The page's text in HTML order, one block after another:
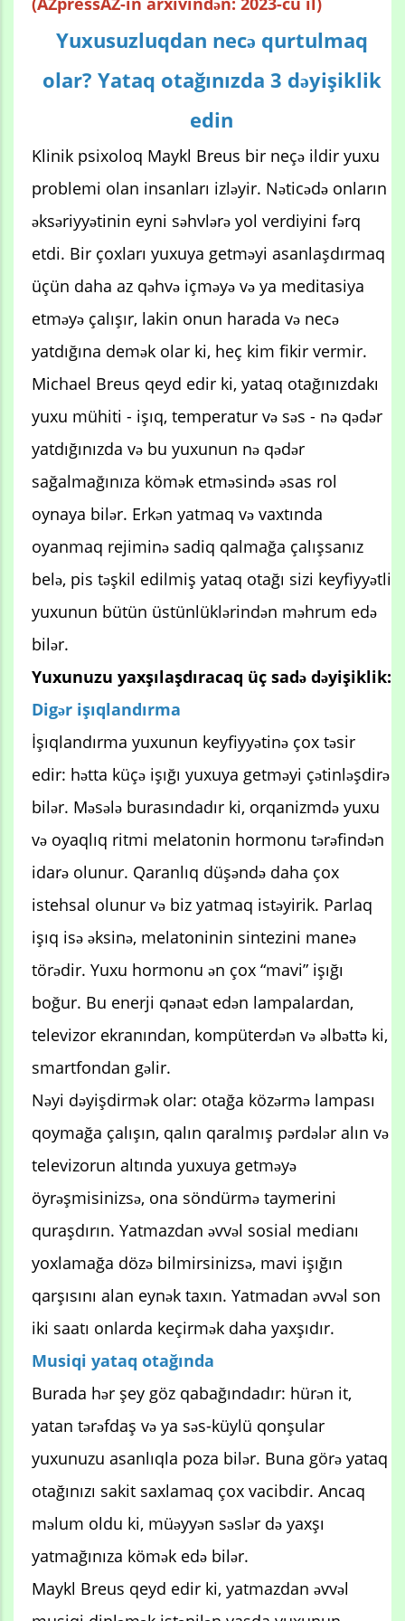
Yuxusuzluqdan necə qurtulmaq
olar? Yataq otağınızda 3 dəyişiklik
edin
Klinik psixoloq Maykl Breus bir neçə ildir yuxu
problemi olan insanları izləyir. Nəticədə onların
əksəriyyətinin eyni səhvlərə yol verdiyini fərq
etdi. Bir çoxları yuxuya getməyi asanlaşdırmaq
üçün daha az qəhvə içməyə və ya meditasiya
etməyə çalışır, lakin onun harada və necə
yatdığına demək olar ki, heç kim fikir vermir.
Michael Breus qeyd edir ki, yataq otağınızdakı
yuxu mühiti - işıq, temperatur və səs - nə qədər
yatdığınızda və bu yuxunun nə qədər
sağalmağınıza kömək etməsində əsas rol
oynaya bilər. Erkən yatmaq və vaxtında
oyanmaq rejiminə sadiq qalmağa çalışsanız
belə, pis təşkil edilmiş yataq otağı sizi keyfiyyətli
yuxunun bütün üstünlüklərindən məhrum edə
bilər.
Yuxunuzu yaxşılaşdıracaq üç sadə dəyişiklik:
Digər işıqlandırma
İşıqlandırma yuxunun keyfiyyətinə çox təsir
edir: hətta küçə işığı yuxuya getməyi çətinləşdirə
bilər. Məsələ burasındadır ki, orqanizmdə yuxu
və oyaqlıq ritmi melatonin hormonu tərəfindən
idarə olunur. Qaranlıq düşəndə ​​daha çox
istehsal olunur və biz yatmaq istəyirik. Parlaq
işıq isə əksinə, melatoninin sintezini maneə
törədir. Yuxu hormonu ən çox “mavi” işığı
boğur. Bu enerji qənaət edən lampalardan,
televizor ekranından, kompüterdən və əlbəttə ki,
smartfondan gəlir.
Nəyi dəyişdirmək olar: otağa közərmə lampası
qoymağa çalışın, qalın qaralmış pərdələr alın və
televizorun altında yuxuya getməyə
öyrəşmisinizsə, ona söndürmə taymerini
quraşdırın. Yatmazdan əvvəl sosial medianı
yoxlamağa dözə bilmirsinizsə, mavi işığın
qarşısını alan eynək taxın. Yatmadan əvvəl son
iki saatı onlarda keçirmək daha yaxşıdır.
Musiqi yataq otağında
Burada hər şey göz qabağındadır: hürən it,
yatan tərəfdaş və ya səs-küylü qonşular
yuxunuzu asanlıqla poza bilər. Buna görə yataq
otağınızı sakit saxlamaq çox vacibdir. Ancaq
məlum oldu ki, müəyyən səslər də yaxşı
yatmağınıza kömək edə bilər.
Maykl Breus qeyd edir ki, yatmazdan əvvəl